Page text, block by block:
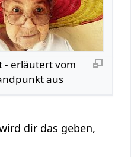
- erläutert vom
aus
dir das geben,